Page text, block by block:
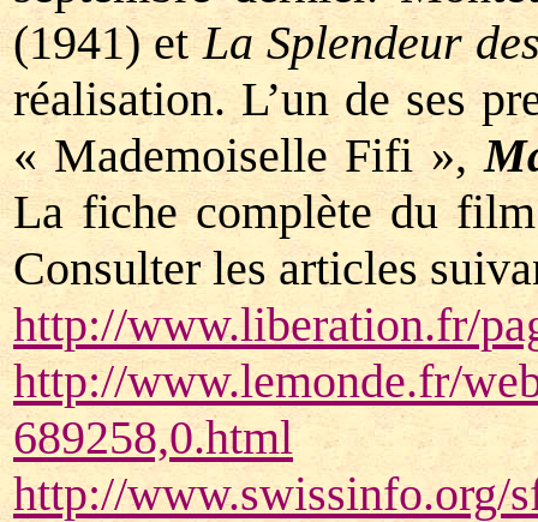
(1941) etLa Splendeur
réalisation. L’un de ses
« Mademoiselle Fifi »,
La fiche complète du
Consulter les articles
http://www.liberation.fr/
http://www.lemonde.fr/
689258,0.html
http://www.swissinfo.org/